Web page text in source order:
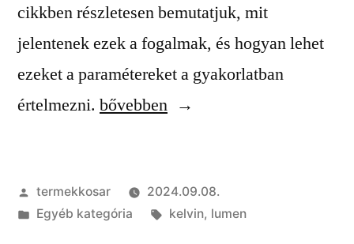
cikkben részletesen bemutatjuk, mit
jelentenek ezek a fogalmak, és hogyan lehet
ezeket a paramétereket a gyakorlatban
értelmezni. „Hogyan
Minden,
amit
bővebben
Szerző:
termekkosar
2024.09.08.
Kategória:
Egyéb kategória Címke:
kelvin, lumen